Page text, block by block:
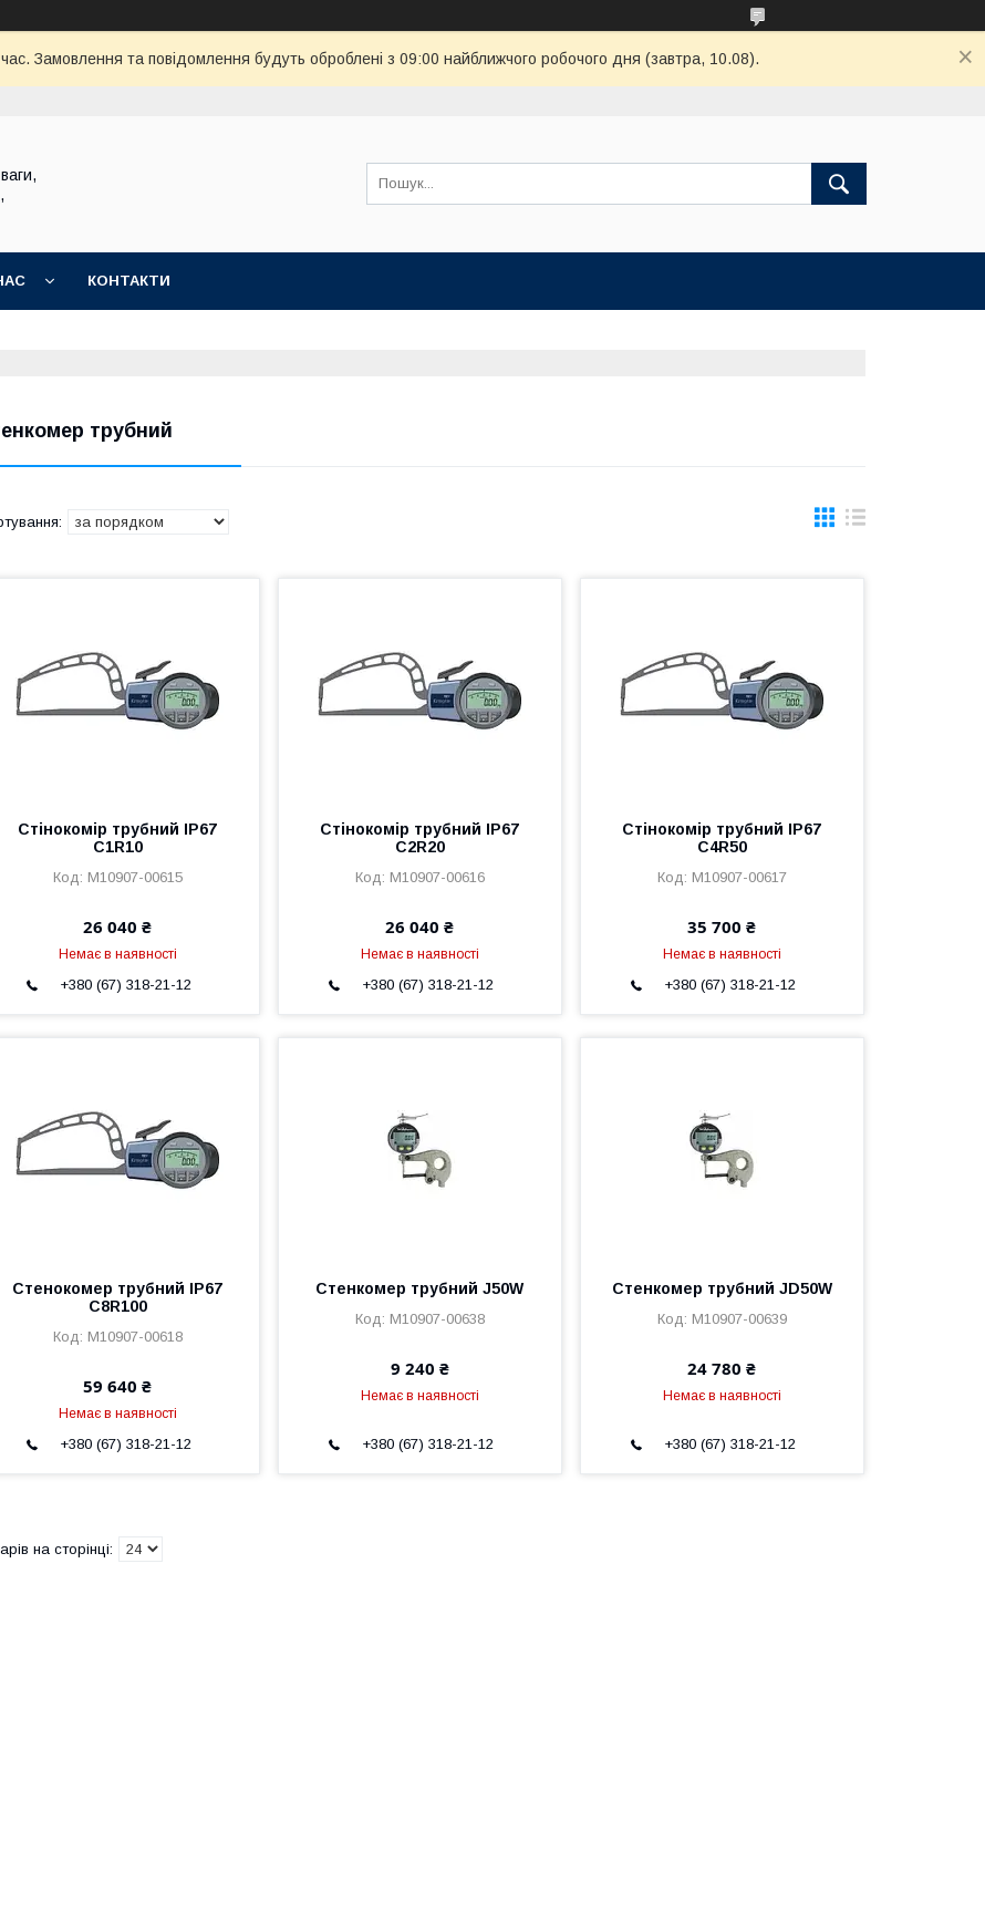
Замовлення та повідомлення будуть оброблені з 09:00 найближчого робочого дня (завтра, 10.08).
КОНТАКТИ
трубний
Стінокомір трубний IP67
С1R10
M10907-00615
26 040 ₴
Немає в наявності
+380 (67) 318-21-12
Стінокомір трубний IP67
C2R20
M10907-00616
26 040 ₴
Немає в наявності
+380 (67) 318-21-12
Стінокомір трубний IP67
C4R50
M10907-00617
35 700 ₴
Немає в наявності
+380 (67) 318-21-12
Стенокомер трубний IP67
С8R100
M10907-00618
59 640 ₴
Немає в наявності
+380 (67) 318-21-12
Стенкомер трубний J50W
M10907-00638
9 240 ₴
Немає в наявності
+380 (67) 318-21-12
Стенкомер трубний JD50W
M10907-00639
24 780 ₴
Немає в наявності
+380 (67) 318-21-12